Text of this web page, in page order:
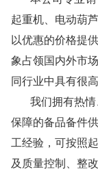
起重机、电动葫
以优惠的价格提
象占领国内外市
同行业中具有很
我们拥有热
保障的备品备件
工经验，可按照
及质量控制、整